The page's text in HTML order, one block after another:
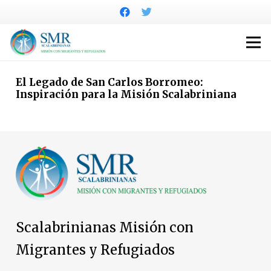
El Legado de San Carlos Borromeo:
Inspiración para la Misión Scalabriniana
Scalabrinianas Misión con
Migrantes y Refugiados